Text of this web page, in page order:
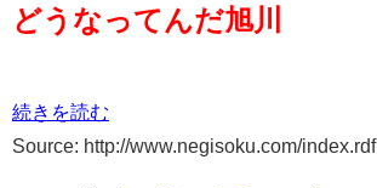
どうなってんだ旭川
続きを読む
Source: http://www.negisoku.com/index.rdf